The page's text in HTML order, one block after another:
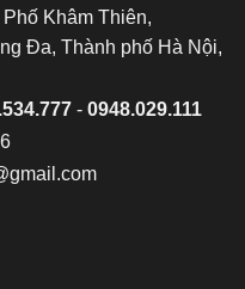
Khâm Thiên,
Đa, Thành phố Hà Nội,
- 0948.029.111